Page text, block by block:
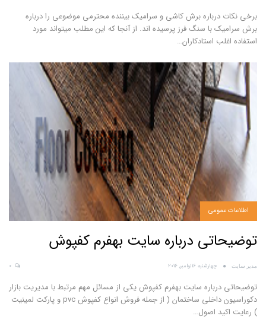
برخی نکات درباره برش کاشی و سرامیک بیننده محترمی موضوعی را درباره
برش سرامیک با سنگ فرز پرسیده اند. از آنجا که این مطلب میتواند مورد
استفاده اغلب استادکاران…
اطلاعات عمومی
توضیحاتی درباره سایت بهفرم کفپوش
مدیر سایت چهارشنبه 16نوامبر, 2016
توضیحاتی درباره سایت بهفرم کفپوش یکی از مسائل مهم مرتبط با مدیریت بازار
دکوراسیون داخلی ساختمان ( از جمله فروش انواع کفپوش pvc و پارکت لمینیت
) رعایت اکید اصول…